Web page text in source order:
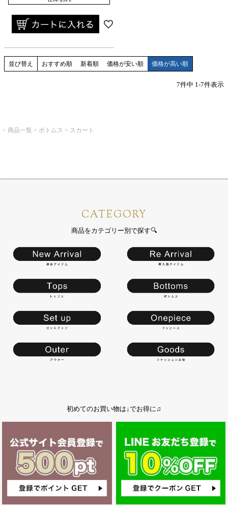
並び替え おすすめ順 新着順 価格が安い順 価格が高い順
7件中 1 -7件表示
商品一覧 ボトムス スカート
CATEGORY
商品をカテゴリー別で探す🔍
初めてのお買い物は↓でお得に♫